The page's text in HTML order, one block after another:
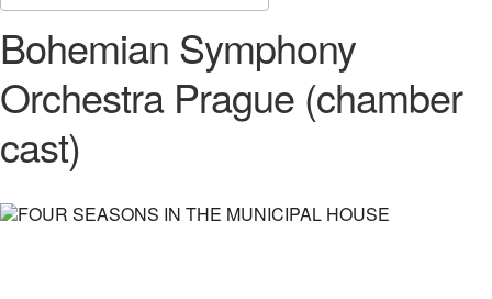
Download ICS
Google Calendar
iCalendarOffice 365Outlook Live
Bohemian Symphony
Orchestra Prague (chamber
cast)